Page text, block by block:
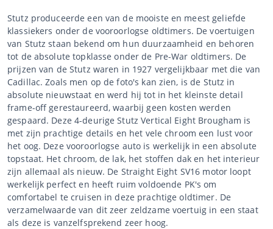
Stutz produceerde een van de mooiste en meest geliefde
klassiekers onder de vooroorlogse oldtimers. De voertuigen
van Stutz staan bekend om hun duurzaamheid en behoren
tot de absolute topklasse onder de Pre-War oldtimers. De
prijzen van de Stutz waren in 1927 vergelijkbaar met die van
Cadillac. Zoals men op de foto's kan zien, is de Stutz in
absolute nieuwstaat en werd hij tot in het kleinste detail
frame-off gerestaureerd, waarbij geen kosten werden
gespaard. Deze 4-deurige Stutz Vertical Eight Brougham is
met zijn prachtige details en het vele chroom een lust voor
het oog. Deze vooroorlogse auto is werkelijk in een absolute
topstaat. Het chroom, de lak, het stoffen dak en het interieur
zijn allemaal als nieuw. De Straight Eight SV16 motor loopt
werkelijk perfect en heeft ruim voldoende PK's om
comfortabel te cruisen in deze prachtige oldtimer. De
verzamelwaarde van dit zeer zeldzame voertuig in een staat
als deze is vanzelfsprekend zeer hoog.